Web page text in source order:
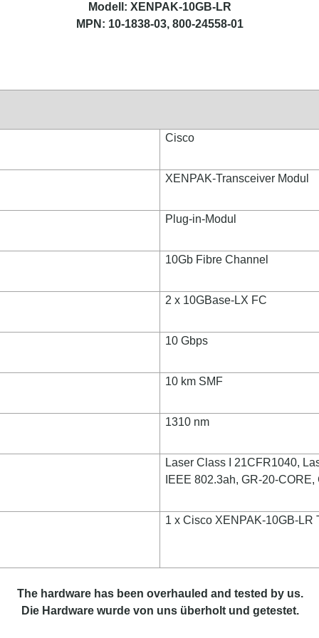
Modell: XENPAK-10GB-LR
MPN: 10-1838-03, 800-24558-01
Cisco
XENPAK-Transceiver Modul
Plug-in-Modul
10Gb Fibre Channel
2 x 10GBase-LX FC
10 Gbps
10 km SMF
1310 nm
Laser Class I 21CFR1040,
IEEE 802.3ah, GR-20-
1 x Cisco XENPAK-10GB-LR
The hardware has been overhauled and tested by us.
Die Hardware wurde von uns überholt und getestet.